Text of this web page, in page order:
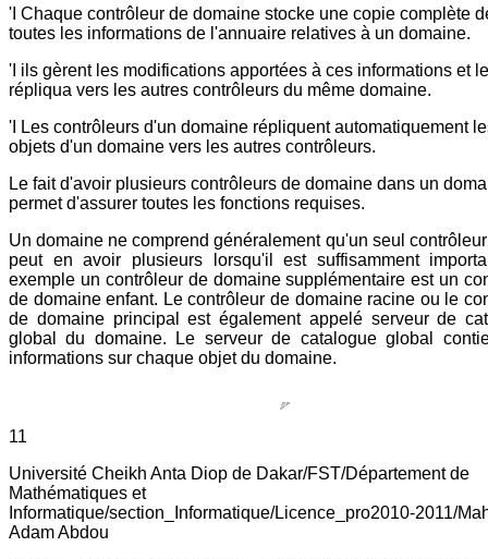
'I Chaque contrôleur de domaine stocke une copie complète
toutes les informations de l'annuaire relatives à un domaine.
'I ils gèrent les modifications apportées à ces informations et
répliqua vers les autres contrôleurs du même domaine.
'I Les contrôleurs d'un domaine répliquent automatiquement
objets d'un domaine vers les autres contrôleurs.
Le fait d'avoir plusieurs contrôleurs de domaine dans un
permet d'assurer toutes les fonctions requises.
Un domaine ne comprend généralement qu'un seul
peut en avoir plusieurs lorsqu'il est suffisamment
exemple un contrôleur de domaine supplémentaire est un
de domaine enfant. Le contrôleur de domaine racine ou le
de domaine principal est également appelé serveur de
global du domaine. Le serveur de catalogue global
informations sur chaque objet du domaine.
11
Université Cheikh Anta Diop de Dakar/FST/Département de
Mathématiques et
Informatique/section_Informatique/Licence_pro2010-2011/
Adam Abdou